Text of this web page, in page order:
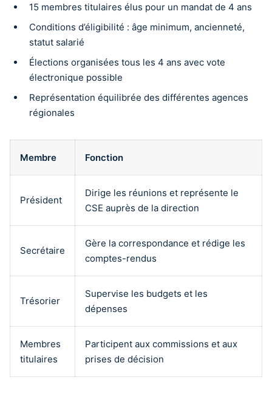
15 membres titulaires élus pour un mandat de 4 ans
Conditions d’éligibilité : âge minimum, ancienneté,
statut salarié
Élections organisées tous les 4 ans avec vote
électronique possible
Représentation équilibrée des différentes agences
régionales
Membre Fonction
Président
Dirige les réunions et représente le
CSE auprès de la direction
Secrétaire
Gère la correspondance et rédige les
comptes-rendus
Trésorier
Supervise les budgets et les
dépenses
Membres
titulaires
Participent aux commissions et aux
prises de décision